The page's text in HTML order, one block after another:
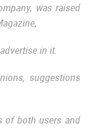
was raised
in it.
suggestions
of both users and